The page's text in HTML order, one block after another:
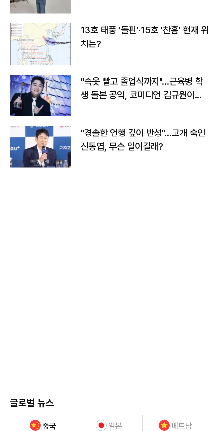
13호 태풍 '돌핀'·15호 '찬홈' 현재 위
치는?
"속옷 빨고 졸업식까지"…근육병 학
생 돌본 공익, 코미디언 김규원이었
"경솔한 언행 깊이 반성"…고개 숙인
신동엽, 무슨 일이길래?
글로벌 뉴스
중국 일본 베트남